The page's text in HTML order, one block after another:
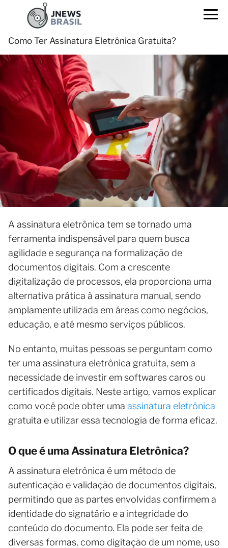
Como Ter Assinatura Eletrônica Gratuita?
A assinatura eletrônica tem se tornado uma
ferramenta indispensável para quem busca
agilidade e segurança na formalização de
documentos digitais. Com a crescente
digitalização de processos, ela proporciona uma
alternativa prática à assinatura manual, sendo
amplamente utilizada em áreas como negócios,
educação, e até mesmo serviços públicos.
No entanto, muitas pessoas se perguntam como
ter uma assinatura eletrônica gratuita, sem a
necessidade de investir em softwares caros ou
certificados digitais. Neste artigo, vamos explicar
como você pode obter uma assinatura eletrônica
gratuita e utilizar essa tecnologia de forma eficaz.
O que é uma Assinatura Eletrônica?
A assinatura eletrônica é um método de
autenticação e validação de documentos digitais,
permitindo que as partes envolvidas confirmem a
identidade do signatário e a integridade do
conteúdo do documento. Ela pode ser feita de
diversas formas, como digitação de um nome, uso